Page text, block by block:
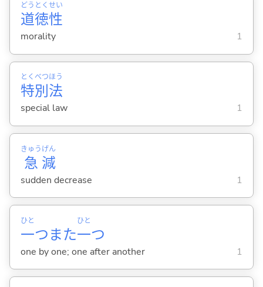
道
どう
徳
とく
性
せい
morality 1
特
とく
別
べつ
法
ほう
special law 1
急
きゅう
減
げん
sudden decrease 1
一
ひと
つまた一
ひと
つ
one by one; one after another 1